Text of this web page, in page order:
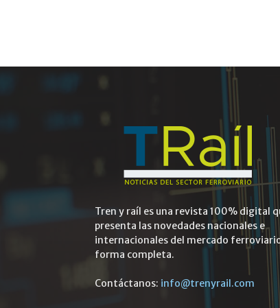
Tren y raíl es una revista 100% digital
presenta las novedades nacionales e
internacionales del mercado
forma completa.
Contáctanos: info@trenyrail.com